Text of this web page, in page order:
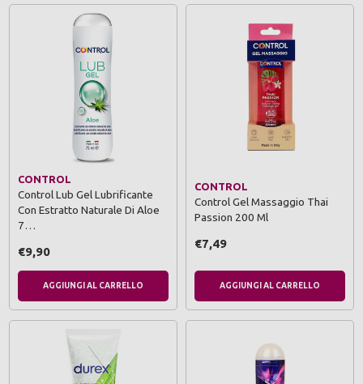
CONTROL
Control Lub Gel Lubrificante
Con Estratto Naturale Di Aloe
7…
€9,90
AGGIUNGI AL CARRELLO
CONTROL
Control Gel Massaggio Thai
Passion 200 Ml
€7,49
AGGIUNGI AL CARRELLO